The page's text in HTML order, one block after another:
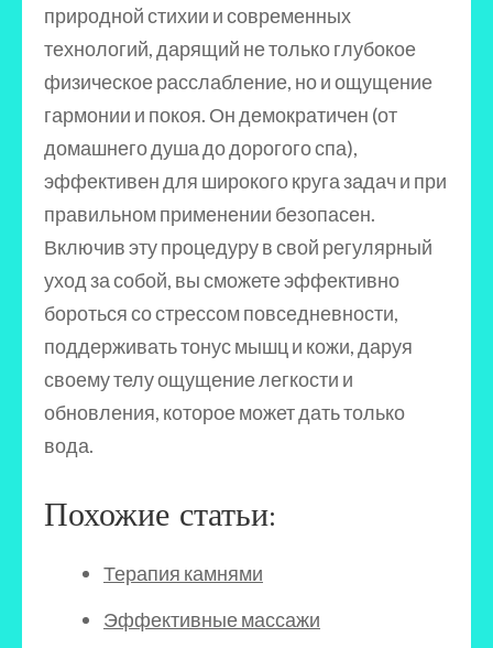
природной стихии и современных
технологий, дарящий не только глубокое
физическое расслабление, но и ощущение
гармонии и покоя. Он демократичен (от
домашнего душа до дорогого спа),
эффективен для широкого круга задач и при
правильном применении безопасен.
Включив эту процедуру в свой регулярный
уход за собой, вы сможете эффективно
бороться со стрессом повседневности,
поддерживать тонус мышц и кожи, даруя
своему телу ощущение легкости и
обновления, которое может дать только
вода.
Похожие статьи:
Терапия камнями
Эффективные массажи